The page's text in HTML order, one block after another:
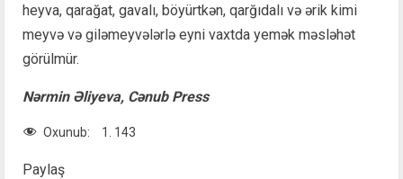
heyva, qarağat, gavalı, böyürtkən, qarğıdalı və ərik kimi
meyvə və giləmeyvələrlə eyni vaxtda yemək məsləhət
görülmür.
Nərmin Əliyeva, Cənub Press
Oxunub: 1. 143
Paylaş